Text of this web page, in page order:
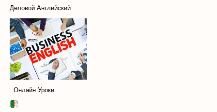
Деловой Английский
Онлайн Уроки